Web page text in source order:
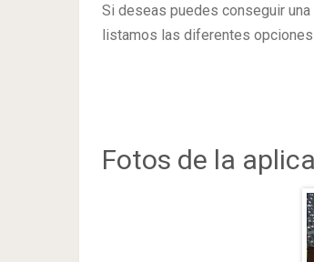
Si deseas puedes conseguir
listamos las diferentes
Fotos de la